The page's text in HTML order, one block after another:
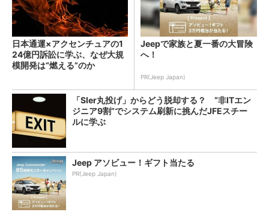
日本通運×アクセンチュアの1
24億円訴訟に学ぶ、なぜ大規
模開発は“燃える”のか
Jeepで家族と夏一番の大冒険
へ！
PR(Jeep Japan)
「SIer丸投げ」からどう脱却する？ “非ITエン
ジニア9割”でシステム刷新に挑んだJFEスチー
ルに学ぶ
Jeep アソビュー！ギフト当たる
PR(Jeep Japan)